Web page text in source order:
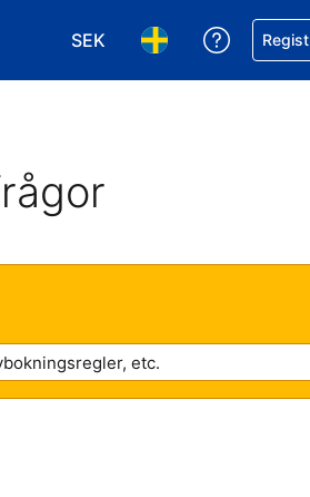
SEK
Välj valuta. Din nuvarande
Välj språk. Ditt
Få hjälp